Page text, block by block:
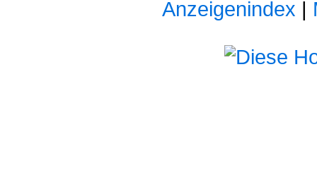
Anzeigenindex |